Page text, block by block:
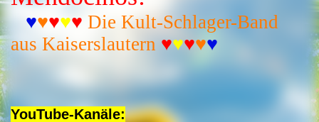
♥♥♥♥♥ Die Kult-Schlager-Band
aus Kaiserslautern ♥♥♥♥♥
YouTube-Kanäle: